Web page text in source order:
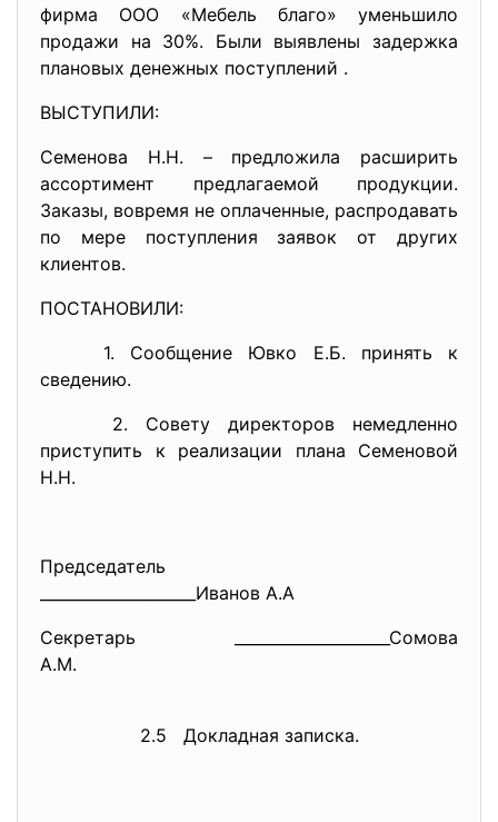
фирма ООО «Мебель благо» уменьшило
продажи на 30%. Были выявлены задержка
плановых денежных поступлений .
ВЫСТУПИЛИ:
Семенова Н.Н. – предложила расширить
ассортимент предлагаемой продукции.
Заказы, вовремя не оплаченные, распродавать
по мере поступления заявок от других
клиентов.
ПОСТАНОВИЛИ:
1. Сообщение Ювко Е.Б. принять к
сведению.
2. Совету директоров немедленно
приступить к реализации плана Семеновой
Н.Н.
Председатель
____________________Иванов А.А
Секретарь ____________________Сомова
А.М.
2.5 Докладная записка.